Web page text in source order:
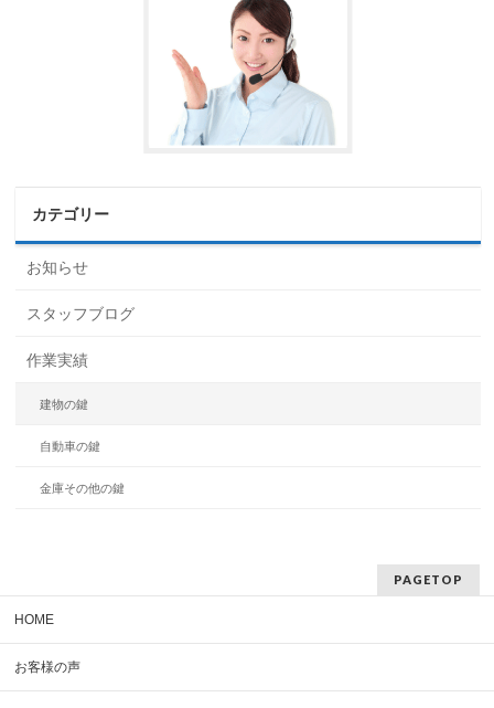
カテゴリー
お知らせ
スタッフブログ
作業実績
建物の鍵
自動車の鍵
金庫その他の鍵
PAGETOP
HOME
お客様の声